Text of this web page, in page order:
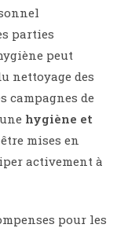
parties
peut
nettoyage des
campagnes de
hygiène et
mises en
activement à
pour les